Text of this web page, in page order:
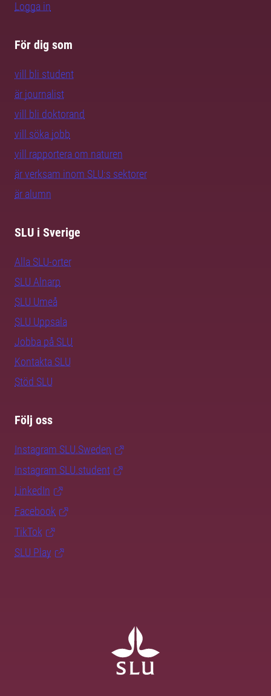
Logga in
För dig som
vill bli student
är journalist
vill bli doktorand
vill söka jobb
vill rapportera om naturen
är verksam inom SLU:s sektorer
är alumn
SLU i Sverige
Alla SLU-orter
SLU Alnarp
SLU Umeå
SLU Uppsala
Jobba på SLU
Kontakta SLU
Stöd SLU
Följ oss
Instagram SLU.Sweden
Instagram SLU.student
LinkedIn
Facebook
TikTok
SLU Play